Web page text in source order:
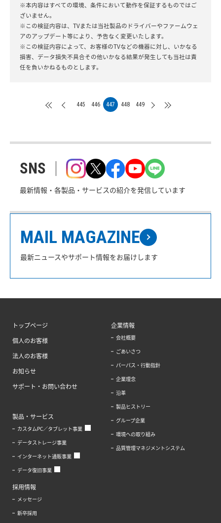
※本内容はすべての環境、条件において動作を保証するものではご
ざいません。
※この検証内容は、TVまたは当社製品のドライバーやファームウェ
アのアップデート等により、予告なく変更いたします。
※この検証内容によって、お客様のTVなどの機器に対し、いかなる
損害、データ損失不具合その他いかなる結果が発生しても当社は責
任を負いかねるものとします。
445 446 447 448 449
SNS
最新情報・各製品・サービスの紹介を発信しています
MAIL MAGAZINE
最新ニュースやサポート情報をお届けします
トップページ
個人のお客様
法人のお客様
お知らせ
サポート・お問い合わせ
製品・サービス
カスタムPC／タブレット事業
データストレージ事業
インターネット通販事業
データ復旧事業
企業情報
会社概要
ごあいさつ
パーパス・行動指針
企業理念
沿革
製品ヒストリー
グループ企業
環境への取り組み
品質管理マネジメントシステム
採用情報
メッセージ
新卒採用